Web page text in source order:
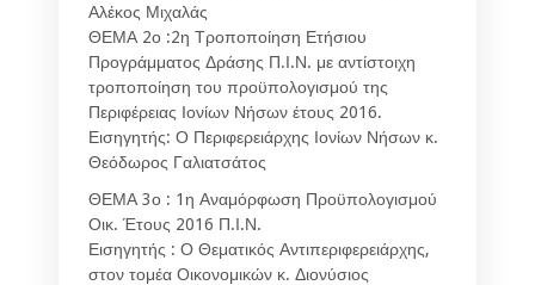
Αλέκος Μιχαλάς
ΘΕΜΑ 2ο :2η Τροποποίηση Ετήσιου
Προγράμματος Δράσης Π.Ι.Ν. με αντίστοιχη
τροποποίηση του προϋπολογισμού της
Περιφέρειας Ιονίων Νήσων έτους 2016.
Εισηγητής: Ο Περιφερειάρχης Ιονίων Νήσων κ.
Θεόδωρος Γαλιατσάτος
ΘΕΜΑ 3ο : 1η Αναμόρφωση Προϋπολογισμού
Οικ. Έτους 2016 Π.Ι.Ν.
Εισηγητής : Ο Θεματικός Αντιπεριφερειάρχης,
στον τομέα Οικονομικών κ. Διονύσιος